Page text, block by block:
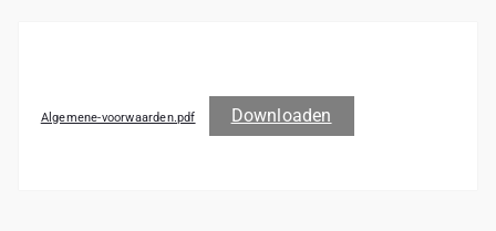
Algemene-voorwaarden.pdf Downloaden